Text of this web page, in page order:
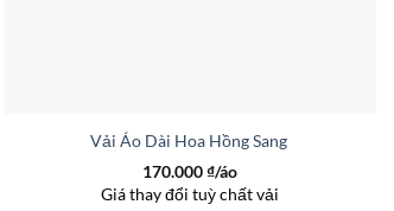
Vải Áo Dài Hoa Hồng Sang Trọng AD
170.000₫/áo
Giá thay đổi tuỳ chất vải